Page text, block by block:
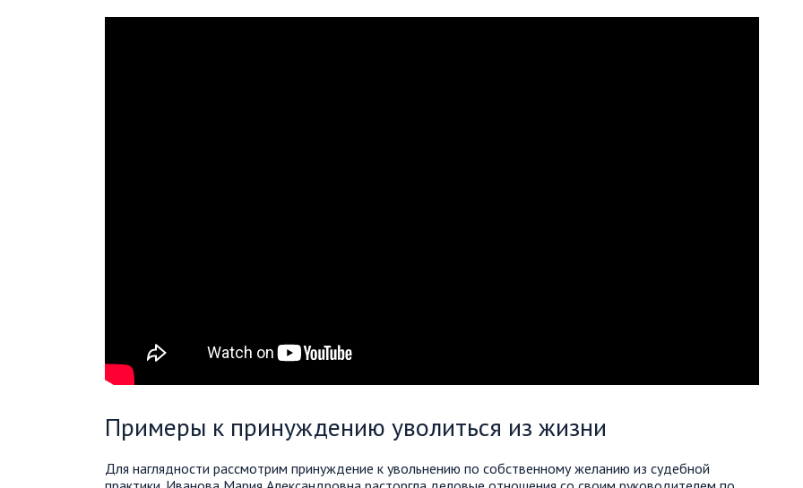
Примеры к принуждению уволиться из жизни
Для наглядности рассмотрим принуждение к увольнению по собственному желанию из судебной